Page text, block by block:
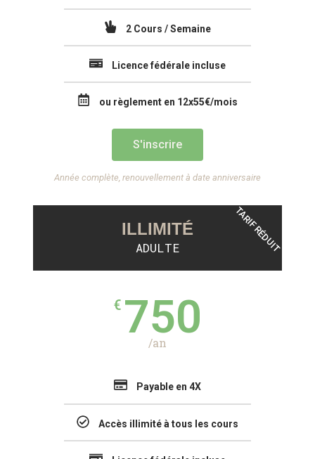
2 Cours / Semaine
Licence fédérale incluse
ou règlement en 12x55€/mois
S'inscrire
Année complète, renouvellement à date anniversaire
TARIF RÉDUIT
ILLIMITÉ
ADULTE
€ 750
/an
Payable en 4X
Accès illimité à tous les cours